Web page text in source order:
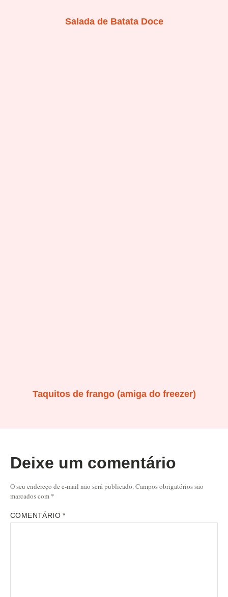
Salada de Batata Doce
Taquitos de frango (amiga do freezer)
Deixe um comentário
O seu endereço de e-mail não será publicado.Campos obrigatórios são
marcados com *
COMENTÁRIO*